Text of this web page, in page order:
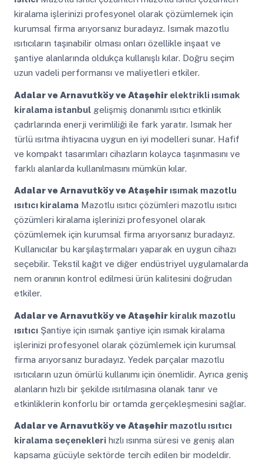
kiralama işlerinizi profesyonel olarak çözümlemek için
kurumsal firma arıyorsanız buradayız. Isımak mazotlu
ısıtıcıların taşınabilir olması onları özellikle inşaat ve
şantiye alanlarında oldukça kullanışlı kılar. Doğru seçim
uzun vadeli performansı ve maliyetleri etkiler.
Adalar ve Arnavutköy ve Ataşehirelektrikli ısımak
kiralama istanbulgelişmiş donanımlı ısıtıcı etkinlik
çadırlarında enerji verimliliği ile fark yaratır. Isımak her
türlü ısıtma ihtiyacına uygun en iyi modelleri sunar. Hafif
ve kompakt tasarımları cihazların kolayca taşınmasını ve
farklı alanlarda kullanılmasını mümkün kılar.
Adalar ve Arnavutköy ve Ataşehirısımak mazotlu
ısıtıcı kiralamaMazotlu ısıtıcı çözümleri mazotlu ısıtıcı
çözümleri kiralama işlerinizi profesyonel olarak
çözümlemek için kurumsal firma arıyorsanız buradayız.
Kullanıcılar bu karşılaştırmaları yaparak en uygun cihazı
seçebilir. Tekstil kağıt ve diğer endüstriyel uygulamalarda
nem oranının kontrol edilmesi ürün kalitesini doğrudan
etkiler.
Adalar ve Arnavutköy ve Ataşehirkiralık mazotlu
ısıtıcıŞantiye için ısımak şantiye için ısımak kiralama
işlerinizi profesyonel olarak çözümlemek için kurumsal
firma arıyorsanız buradayız. Yedek parçalar mazotlu
ısıtıcıların uzun ömürlü kullanımı için önemlidir. Ayrıca geniş
alanların hızlı bir şekilde ısıtılmasına olanak tanır ve
etkinliklerin konforlu bir ortamda gerçekleşmesini sağlar.
Adalar ve Arnavutköy ve Ataşehirmazotlu ısıtıcı
kiralama seçeneklerihızlı ısınma süresi ve geniş alan
kapsama gücüyle sektörde tercih edilen bir modeldir.